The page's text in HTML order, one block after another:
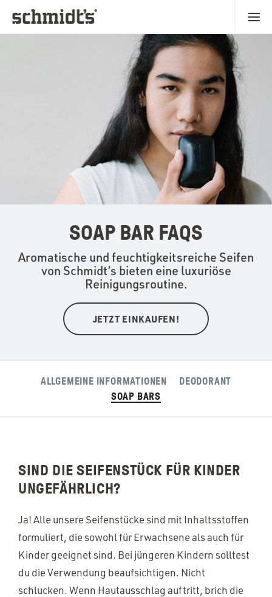
SOAP BAR FAQS
Aromatische und feuchtigkeitsreiche Seifen
von Schmidt’s bieten eine luxuriöse
Reinigungsroutine.
JETZT EINKAUFEN!
ALLGEMEINE INFORMATIONEN
DEODORANT
SOAP BARS
SIND DIE SEIFENSTÜCK FÜR KINDER
UNGEFÄHRLICH?
Ja! Alle unsere Seifenstücke sind mit Inhaltsstoffen
formuliert, die sowohl für Erwachsene als auch für
Kinder geeignet sind. Bei jüngeren Kindern solltest
du die Verwendung beaufsichtigen. Nicht
schlucken. Wenn Hautausschlag auftritt, brich die